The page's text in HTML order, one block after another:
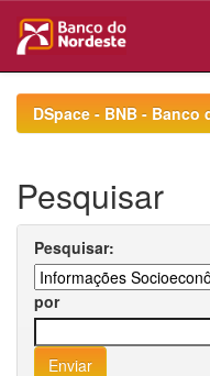
navigationDSpace - BNB -
Pesquisar
Pesquisar:
por